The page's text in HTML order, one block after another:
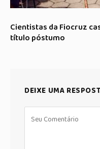
Cientistas da Fiocruz
título póstumo
DEIXE UMA